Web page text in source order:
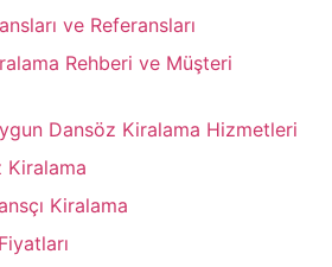
ve Referansları
Rehberi ve Müşteri
Dansöz Kiralama Hizmetleri
Kiralama
Kiralama